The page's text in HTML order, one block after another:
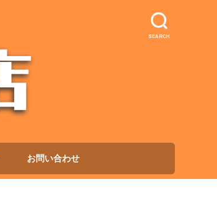
SEARCH
お問い合わせ